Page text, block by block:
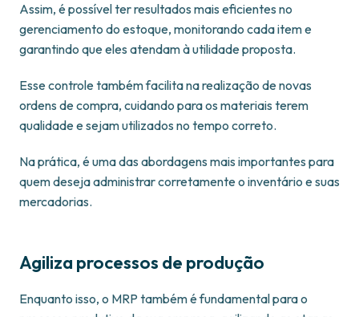
Assim, é possível ter resultados mais eficientes no
gerenciamento do estoque, monitorando cada item e
garantindo que eles atendam à utilidade proposta.
Esse controle também facilita na realização de novas
ordens de compra, cuidando para os materiais terem
qualidade e sejam utilizados no tempo correto.
Na prática, é uma das abordagens mais importantes para
quem deseja administrar corretamente o inventário e suas
mercadorias.
Agiliza processos de produção
Enquanto isso, o MRP também é fundamental para o